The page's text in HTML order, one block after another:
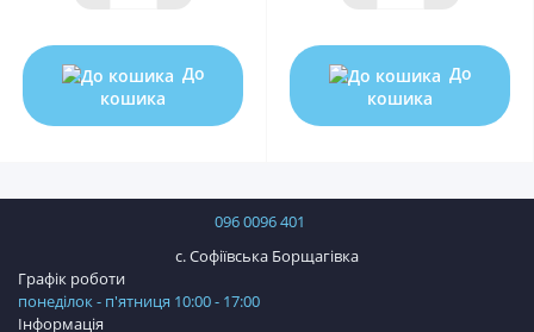
До
кошика
До
кошика
096 0096 401
с. Софіївська Борщагівка
Інформація
Графік роботи
понеділок - п'ятниця 10:00 - 17:00